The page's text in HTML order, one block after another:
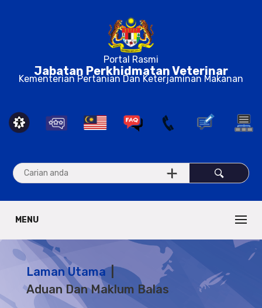
Portal Rasmi
Jabatan Perkhidmatan Veterinar
Kementerian Pertanian Dan Keterjaminan Makanan
MENU
Laman Utama
Aduan Dan Maklum Balas